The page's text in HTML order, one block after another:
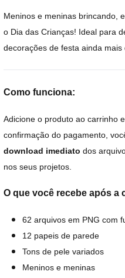
Meninos e meninas brincando,
o Dia das Crianças! Ideal para
decorações de festa ainda mais
Como funciona:
Adicione o produto ao carrinho
confirmação do pagamento,
download imediato dos
nos seus projetos.
O que você recebe após a
62 arquivos em PNG com
12 papeis de parede
Tons de pele variados
Meninos e meninas